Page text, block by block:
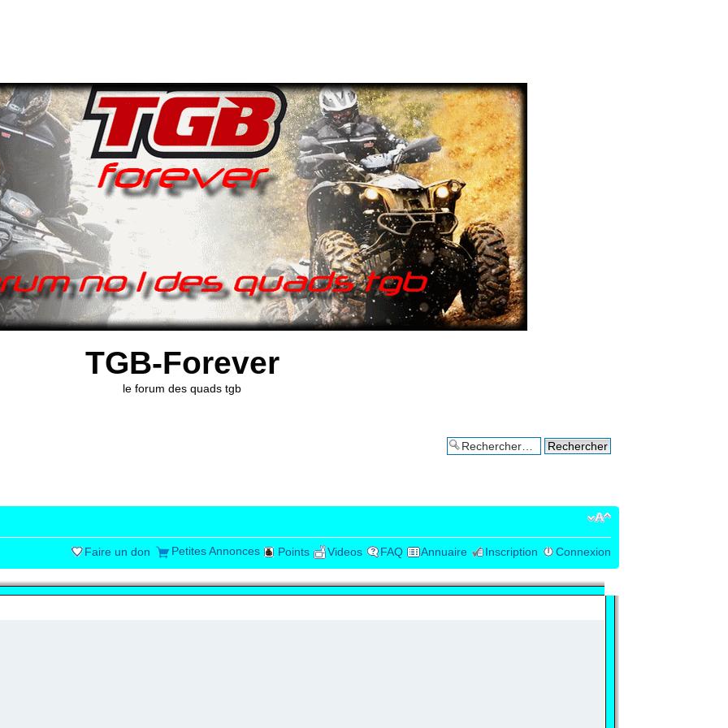
TGB-Forever
le forum des quads tgb
Faire un don Petites Annonces Points Videos FAQ Annuaire Inscription Connexion